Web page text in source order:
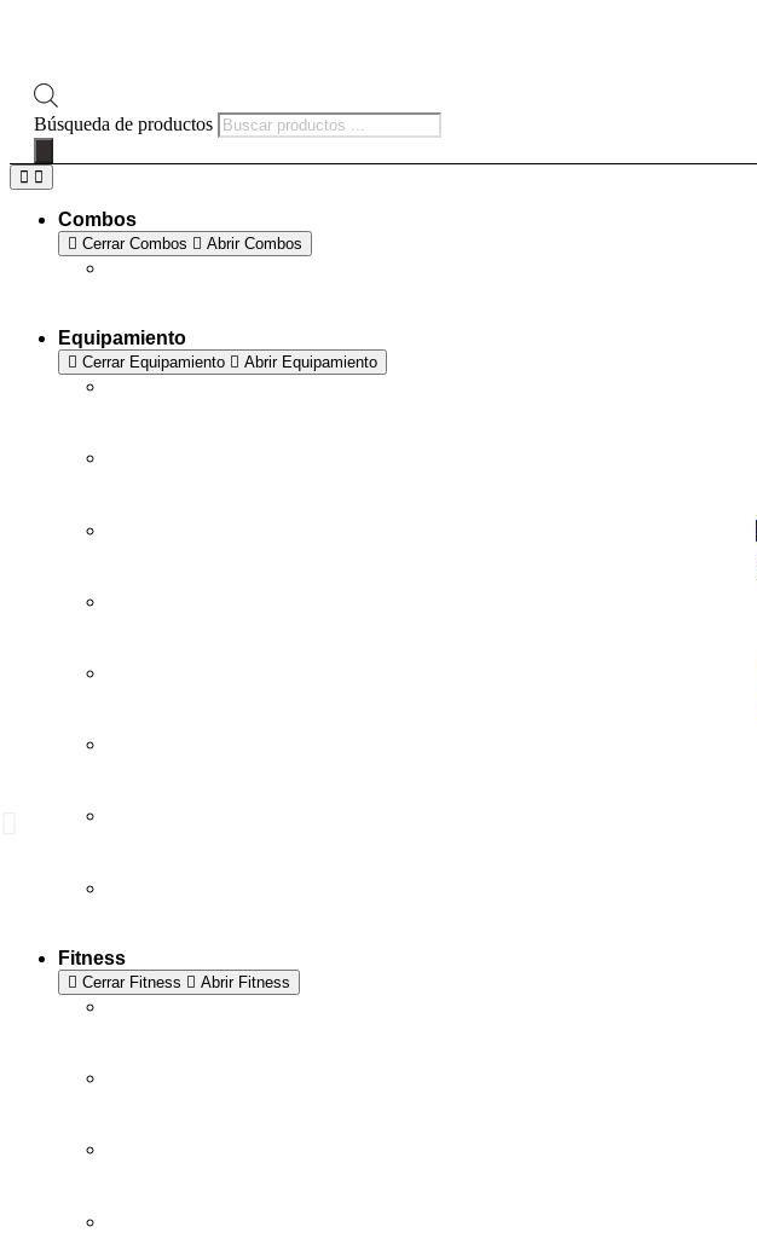
Búsqueda de productos
Combos
Cerrar Combos Abrir Combos
Equipamiento
Cerrar Equipamiento Abrir Equipamiento
Fitness
Cerrar Fitness Abrir Fitness